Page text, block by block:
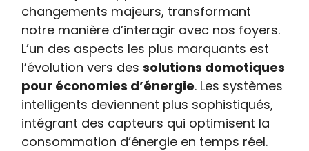
changements majeurs, transformant
notre manière d’interagir avec nos foyers.
L’un des aspects les plus marquants est
l’évolution vers dessolutions domotiques
pour économies d’énergie. Les systèmes
intelligents deviennent plus sophistiqués,
intégrant des capteurs qui optimisent la
consommation d’énergie en temps réel.